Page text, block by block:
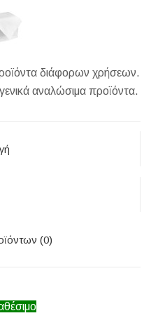
διάφορων χρήσεων.
αναλώσιμα προϊόντα.
(0)